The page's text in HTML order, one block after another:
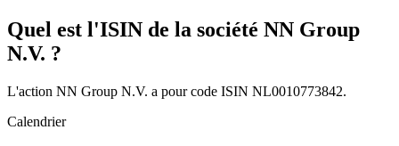
Quel est l'ISIN de la société NN Group
N.V. ?
L'action NN Group N.V. a pour code ISIN NL0010773842.
Calendrier